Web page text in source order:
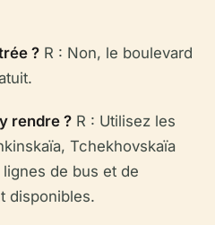
? R : Non, le boulevard
rendre ? R : Utilisez les
Tchekhovskaïa
de bus et de
disponibles.